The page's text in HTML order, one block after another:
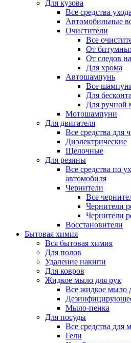
Для кузова
Все средства
Автомобильные
Очистители
Все
От
От следов
Для хрома
Автошампунь
Все
Для
Для ручной
Мотошампуни
Для двигателя
Все средства для
Диэлектрические
Щелочные
Для резины
Все средства по
автомобиля
Чернители
Все
Чернители
Чернители
Восстановители
Бытовая химия
Вся бытовая химия
Для полов
Удаление накипи
Для ковров
Жидкое мыло для рук
Все жидкое мыло
Мыло-пенка
Для посуды
Все средства для
Гели